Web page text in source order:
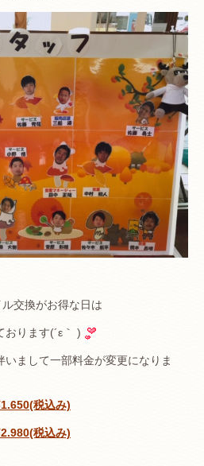
ル交換がお得な日は
おります(´ε｀ )
いまして一部料金が変更になりま
税込み)
税込み)